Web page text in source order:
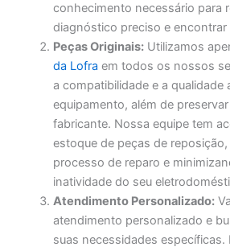
conhecimento necessário para
diagnóstico preciso e encontrar
Peças Originais: Utilizamos
da Lofra em todos os nossos
a compatibilidade e a qualidade
equipamento, além de
fabricante. Nossa equipe tem
estoque de peças de
processo de reparo e
inatividade do seu
Atendimento Personalizado:
atendimento personalizado e
suas necessidades específicas.